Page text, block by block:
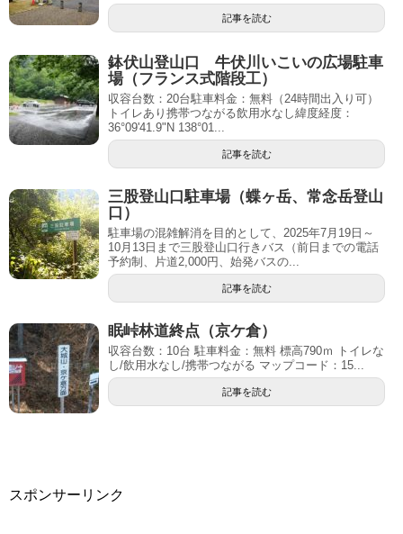
記事を読む
鉢伏山登山口 牛伏川いこいの広場駐車
場（フランス式階段工）
収容台数：20台駐車料金：無料（24時間出入り可）
トイレあり携帯つながる飲用水なし緯度経度：
36°09'41.9"N 138°01...
記事を読む
三股登山口駐車場（蝶ヶ岳、常念岳登山
口）
駐車場の混雑解消を目的として、2025年7月19日～
10月13日まで三股登山口行きバス（前日までの電話
予約制、片道2,000円、始発バスの...
記事を読む
眠峠林道終点（京ケ倉）
収容台数：10台 駐車料金：無料 標高790ｍ トイレな
し/飲用水なし/携帯つながる マップコード：15...
記事を読む
スポンサーリンク